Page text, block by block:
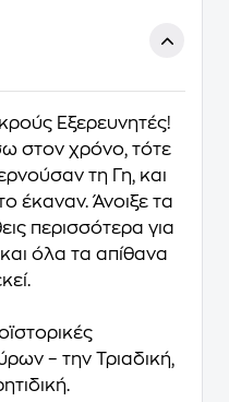
Εξερευνητές!
στον χρόνο, τότε
τη Γη, και
έκαναν. Άνοιξε τα
περισσότερα για
και όλα τα απίθανα
– την Τριαδική,